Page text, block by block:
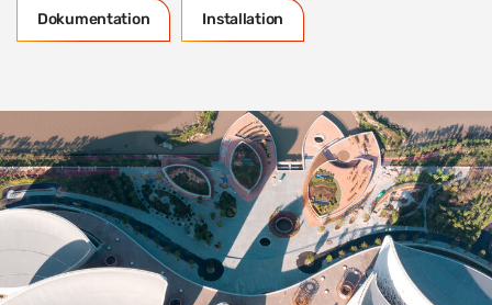
Dokumentation Installation